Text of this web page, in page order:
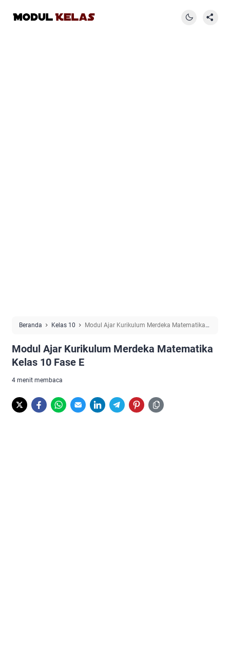
Beranda Kelas 10
Modul Ajar Kurikulum Merdeka Matematika
Modul Ajar Kurikulum Merdeka Matematika
Kelas 10 Fase E
4 menit membaca